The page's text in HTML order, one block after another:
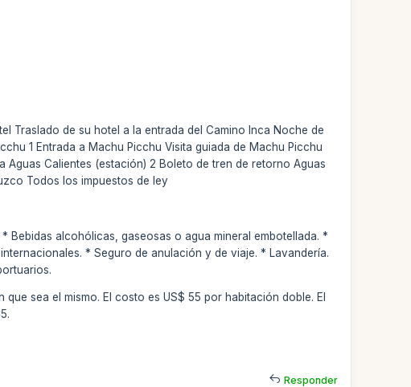
Traslado de su hotel a la entrada del Camino Inca Noche de
1 Entrada a Machu Picchu Visita guiada de Machu Picchu
Aguas Calientes (estación) 2 Boleto de tren de retorno Aguas
Todos los impuestos de ley
alcohólicas, gaseosas o agua mineral embotellada. *
* Seguro de anulación y de viaje. * Lavandería.
sea el mismo. El costo es US$ 55 por habitación doble. El
Responder